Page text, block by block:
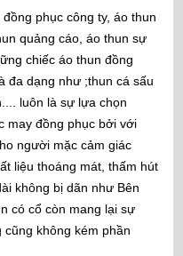
phục công ty, áo thun
quảng cáo, áo thun sự
chiếc áo thun đồng
đa dạng như ;thun cá sấu
luôn là sự lựa chọn
may đồng phục bởi với
người mặc cảm giác
liệu thoáng mát, thấm hút
không bị dãn như Bên
có cổ còn mang lại sự
không kém phần